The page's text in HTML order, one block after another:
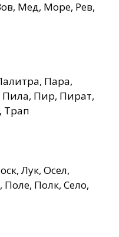
Мед, Море, Рев,
Пара,
Пир, Пират,
Трап
Лук, Осел,
Поле, Полк, Село,